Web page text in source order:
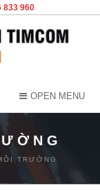
833 960
OPEN MENU
TRƯỜNG